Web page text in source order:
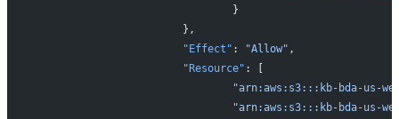
				}
			},
			"Effect"
: "Allow" ,
			"Resource"
: [
"arn:aws:s3:::kb-bda-us-
"arn:aws:s3:::kb-bda-us-